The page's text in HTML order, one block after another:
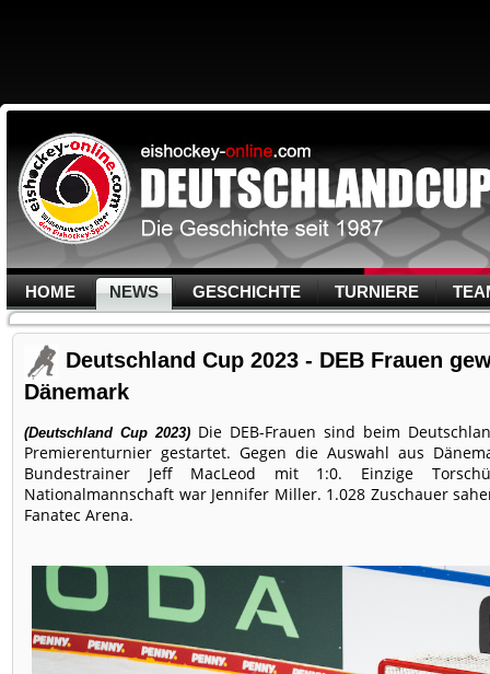
HOME NEWS GESCHICHTE TURNIERE
Deutschland Cup 2023 - DEB Frauen
Dänemark
(Deutschland Cup 2023) Die DEB-Frauen sind beim
Premierenturnier gestartet. Gegen die Auswahl aus
Bundestrainer Jeff MacLeod mit 1:0. Einzige
Nationalmannschaft war Jennifer Miller. 1.028 Zuschauer
Fanatec Arena.